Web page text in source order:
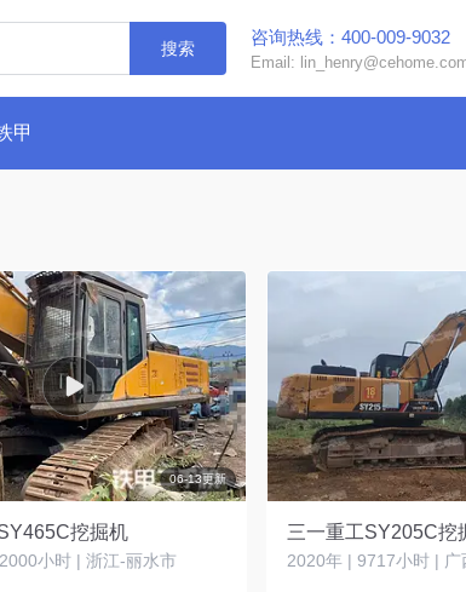
搜索
咨询热线：400-009-9032
Email:
甲
06-13更新
挖掘机
小时 | 浙江-丽水市
三一重工SY205C挖
2020年 | 9717小时 | 广